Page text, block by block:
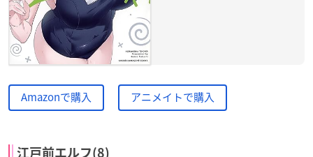
Amazonで購入 アニメイトで購入
江戸前エルフ(8)